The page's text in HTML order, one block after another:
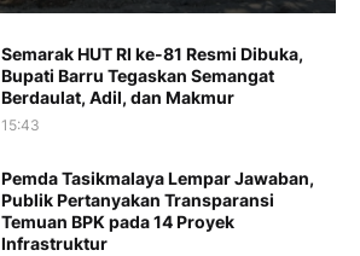
Semarak HUT RI ke-81 Resmi Dibuka,
Bupati Barru Tegaskan Semangat
Berdaulat, Adil, dan Makmur
15:43
Pemda Tasikmalaya Lempar Jawaban,
Publik Pertanyakan Transparansi
Temuan BPK pada 14 Proyek
Infrastruktur